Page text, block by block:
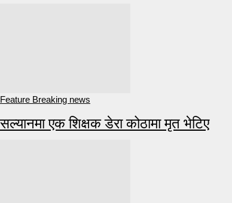
Feature Breaking news
सल्यानमा एक शिक्षक डेरा कोठामा मृत भेटिए